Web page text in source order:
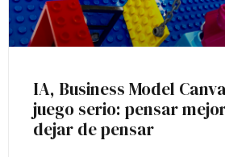
IA, Business Model
juego serio: pensar
dejar de pensar